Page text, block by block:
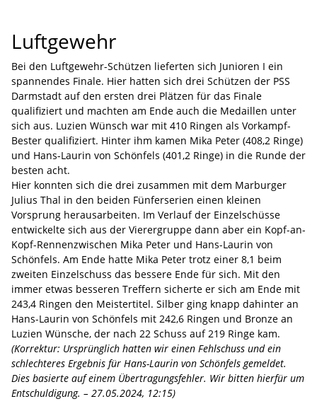
Luftgewehr
Bei den Luftgewehr-Schützen lieferten sich Junioren I ein
spannendes Finale. Hier hatten sich drei Schützen der PSS
Darmstadt auf den ersten drei Plätzen für das Finale
qualifiziert und machten am Ende auch die Medaillen unter
sich aus. Luzien Wünsch war mit 410 Ringen als Vorkampf-
Bester qualifiziert. Hinter ihm kamen Mika Peter (408,2 Ringe)
und Hans-Laurin von Schönfels (401,2 Ringe) in die Runde der
besten acht.
Hier konnten sich die drei zusammen mit dem Marburger
Julius Thal in den beiden Fünferserien einen kleinen
Vorsprung herausarbeiten. Im Verlauf der Einzelschüsse
entwickelte sich aus der Vierergruppe dann aber ein Kopf-an-
Kopf-Rennenzwischen Mika Peter und Hans-Laurin von
Schönfels. Am Ende hatte Mika Peter trotz einer 8,1 beim
zweiten Einzelschuss das bessere Ende für sich. Mit den
immer etwas besseren Treffern sicherte er sich am Ende mit
243,4 Ringen den Meistertitel. Silber ging knapp dahinter an
Hans-Laurin von Schönfels mit 242,6 Ringen und Bronze an
Luzien Wünsche, der nach 22 Schuss auf 219 Ringe kam.
(Korrektur: Ursprünglich hatten wir einen Fehlschuss und ein
schlechteres Ergebnis für Hans-Laurin von Schönfels gemeldet.
Dies basierte auf einem Übertragungsfehler. Wir bitten hierfür um
Entschuldigung. – 27.05.2024, 12:15)